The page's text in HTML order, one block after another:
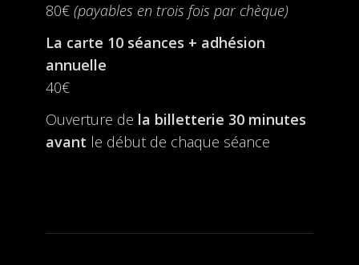
80€ (payables en trois fois par chèque)
La carte 10 séances + adhésion
annuelle
40€
Ouverture de la billetterie 30 minutes
avant le début de chaque séance